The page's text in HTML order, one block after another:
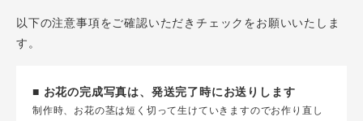
以下の注意事項をご確認いただきチェックをお願いいたしま
す。
■ お花の完成写真は、発送完了時にお送りします
制作時、お花の茎は短く切って生けていきますのでお作り直し